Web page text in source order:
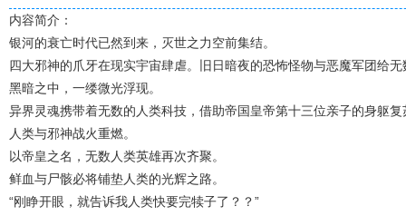
内容简介：
银河的衰亡时代已然到来，灭世之力空前集结。
四大邪神的爪牙在现实宇宙肆虐。旧日暗夜的恐怖怪物与恶魔军团给
黑暗之中，一缕微光浮现。
异界灵魂携带着无数的人类科技，借助帝国皇帝第十三位亲子的身躯复
人类与邪神战火重燃。
以帝皇之名，无数人类英雄再次齐聚。
鲜血与尸骸必将铺垫人类的光辉之路。
“刚睁开眼，就告诉我人类快要完犊子了？？”